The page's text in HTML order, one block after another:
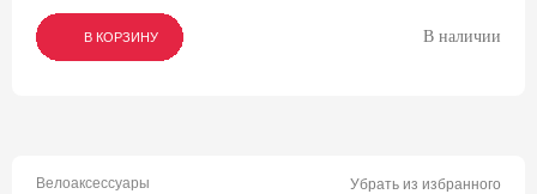
В КОРЗИНУ
В КОРЗИНУ
В КОРЗИНУ В наличии
Велоаксессуары Убрать из избранного